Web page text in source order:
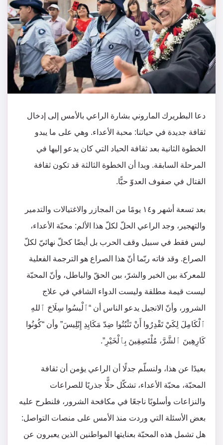
دعا البطريرك الماروني بشارة الراعي بالأمس إلى إدخال
ثقافة جديدة في حياتنا: محبة الأعداء. وهي على ما يبدو
الخطوة الثانية بعد ثقافة الحياد التي كان يدعو إليها في
المرحلة السابقة. وبدا أن الخطوة الثالثة قد تكون ثقافة
القتال في صفوف العدوّ حبًّا.
بعد تسعة أشهر و١٤ يومًا من المجازر والاغتيالات والتدمير
والتهجير، وجد الراعي الحلّ لكلّ هذا الألم: محبّة الأعداء،
ليس فقط في سبيل وقف الحرب بل أيضًا كحلّ نهائيّ لكلّ
الصراع. وقد فاته ربّما أنّ هذا الصراع هو الترجمة الفعلية
للمعركة بين الخير والشرّ، بين الحقّ والباطل، وأنّ المحبّة
ليست قيمة مطلقة وليست الدواء الشافي في علاج
الشرور، وأنّ الانجيل يدعو الناس أن “ٱلْبسُوا سِلَاحَ ٱللهِ
ٱلْكَامِلَ لِكَيْ تَقْدِرُوا أَنْ تَثْبُتُوا ضِدّ مَكَايِدِ إِبْلِيسَ” وأن “كُونُوا
كَارِهِينَ ٱلشَّرَّ، مُلْتَصِقِينَ بِٱلْخَيْرِ”.
بعيدًا عن هذا، ولنسلّم جدلًا أن الراعي يؤمن أن ثقافة
المحبّة، محبّة الأعداء، تشكّل حلًّا جذريًا للصراعات
والنزاعات وأسلوبًا ناجعًا في مكافحة الشرور، فلنطرح عليه
بعض الأسئلة التي وردت منذ الأمس على منصات التواصل:
هل تشمل هذه المحبّة بعنايتها المواطنين الذين يعبرون عن